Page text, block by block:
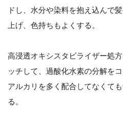
ドし、水分や染料を抱え込んで
上げ、色持ちもよくする。
高浸透オキシスタビライザー処
ッチして、過酸化水素の分解をコ
アルカリを多く配合してなくて
る。